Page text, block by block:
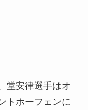
堂安律選手はオ
トホーフェンに